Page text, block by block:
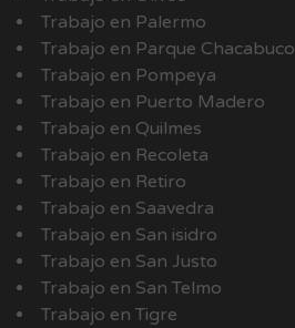
Trabajo en Palermo
Trabajo en Parque Chacabuco
Trabajo en Pompeya
Trabajo en Puerto Madero
Trabajo en Quilmes
Trabajo en Recoleta
Trabajo en Retiro
Trabajo en Saavedra
Trabajo en San isidro
Trabajo en San Justo
Trabajo en San Telmo
Trabajo en Tigre